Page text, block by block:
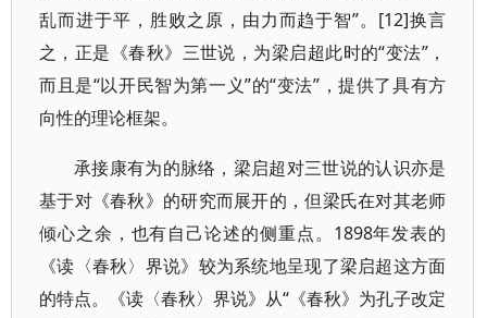
乱而进于平，胜败之原，由力而趋于智”。[12]换言
之，正是《春秋》三世说，为梁启超此时的“变法”，
而且是“以开民智为第一义”的“变法”，提供了具有方
向性的理论框架。
承接康有为的脉络，梁启超对三世说的认识亦是
基于对《春秋》的研究而展开的，但梁氏在对其老师
倾心之余，也有自己论述的侧重点。1898年发表的
《读〈春秋〉界说》较为系统地呈现了梁启超这方面
的特点。《读〈春秋〉界说》从“《春秋》为孔子改定